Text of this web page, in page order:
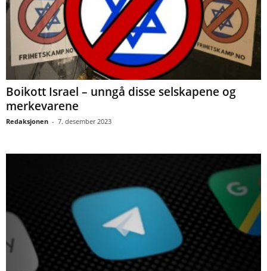
Boikott Israel – unngå disse selskapene og
merkevarene
Redaksjonen - 7. desember 2023